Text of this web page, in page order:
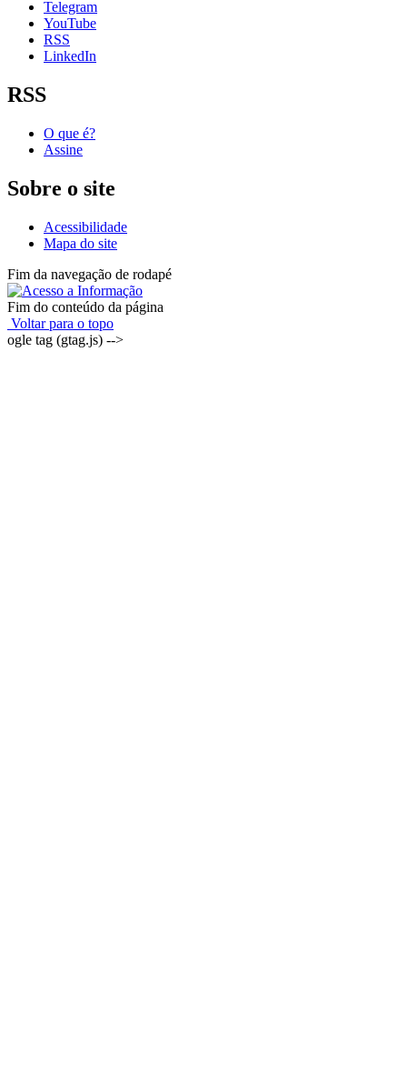
Telegram
YouTube
RSS
LinkedIn
RSS
O que é?
Assine
Sobre o site
Acessibilidade
Mapa do site
Fim da navegação de rodapé
Fim do conteúdo da página
Voltar para o topo
ogle tag (gtag.js) -->